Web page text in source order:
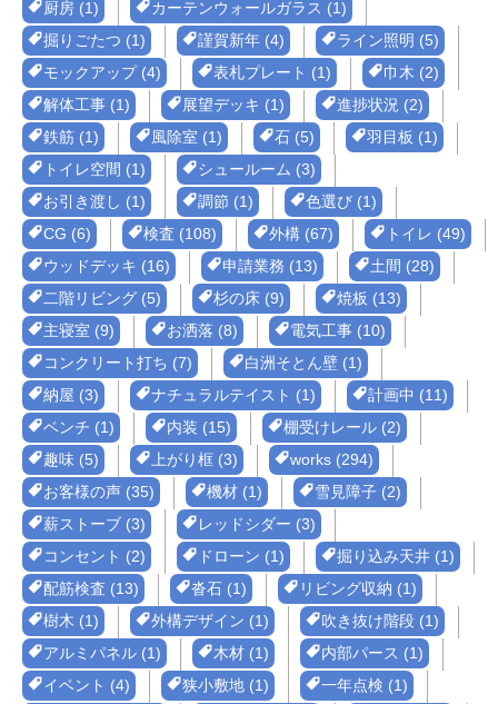
厨房 (1)
カーテンウォールガラス (1)
掘りごたつ (1)
謹賀新年 (4)
ライン照明 (5)
モックアップ (4)
表札プレート (1)
巾木 (2)
解体工事 (1)
展望デッキ (1)
進捗状況 (2)
鉄筋 (1)
風除室 (1) 石 (5)
羽目板 (1)
トイレ空間 (1)
シュールーム (3)
お引き渡し (1)
調節 (1)
色選び (1)
CG (6)
検査 (108) 外構 (67)
トイレ (49)
ウッドデッキ (16)
申請業務 (13)
土間 (28)
二階リビング (5)
杉の床 (9)
焼板 (13)
主寝室 (9)
お洒落 (8)
電気工事 (10)
コンクリート打ち (7)
白洲そとん壁 (1)
納屋 (3)
ナチュラルテイスト (1)
計画中 (11)
ベンチ (1)
内装 (15)
棚受けレール (2)
趣味 (5)
上がり框 (3)
works (294)
お客様の声 (35)
機材 (1)
雪見障子 (2)
薪ストーブ (3)
レッドシダー (3)
コンセント (2)
ドローン (1)
掘り込み天井 (1)
配筋検査 (13)
沓石 (1)
リビング収納 (1)
樹木 (1)
外構デザイン (1)
吹き抜け階段 (1)
アルミパネル (1)
木材 (1)
内部パース (1)
イベント (4)
狭小敷地 (1)
一年点検 (1)